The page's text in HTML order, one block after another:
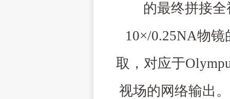
的最终拼接
10×/0.25NA物镜
取，对应于
视场的网络输出。